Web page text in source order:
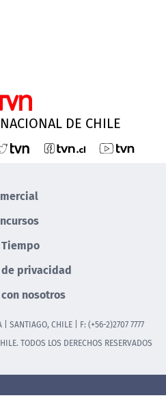
DE CHILE
Tiempo
privacidad
nosotros
SANTIAGO, CHILE | F: (+56-2)2707 7777
TODOS LOS DERECHOS RESERVADOS